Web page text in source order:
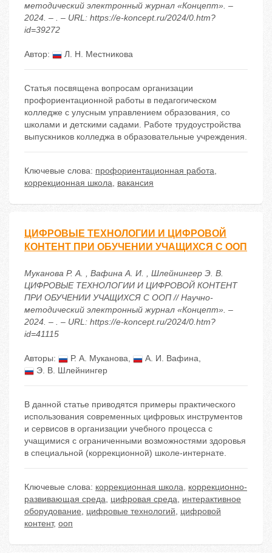
методический электронный журнал «Концепт». –
2024. – . – URL: https://e-koncept.ru/2024/0.htm?
id=39272
Автор: Л. Н. Местникова
Статья посвящена вопросам организации
профориентационной работы в педагогическом
колледже с улусным управлением образования, со
школами и детскими садами. Работе трудоустройства
выпускников колледжа в образовательные учреждения.
Ключевые слова: профориентационная работа,
коррекционная школа, вакансия
ЦИФРОВЫЕ ТЕХНОЛОГИИ И ЦИФРОВОЙ
КОНТЕНТ ПРИ ОБУЧЕНИИ УЧАЩИХСЯ С ООП
Муканова Р. А. , Вафина А. И. , Шлейнингер Э. В.
ЦИФРОВЫЕ ТЕХНОЛОГИИ И ЦИФРОВОЙ КОНТЕНТ
ПРИ ОБУЧЕНИИ УЧАЩИХСЯ С ООП // Научно-
методический электронный журнал «Концепт». –
2024. – . – URL: https://e-koncept.ru/2024/0.htm?
id=41115
Авторы: Р. А. Муканова, А. И. Вафина,
Э. В. Шлейнингер
В данной статье приводятся примеры практического
использования современных цифровых инструментов
и сервисов в организации учебного процесса с
учащимися с ограниченными возможностями здоровья
в специальной (коррекционной) школе-интернате.
Ключевые слова: коррекционная школа, коррекционно-
развивающая среда, цифровая среда, интерактивное
оборудование, цифровые технологий, цифровой
контент, ооп